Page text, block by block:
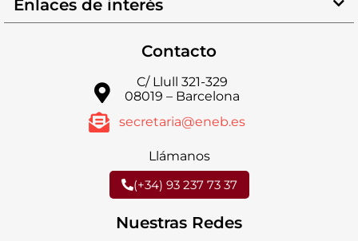
Enlaces de interés
Contacto
C/ Llull 321-329
08019 – Barcelona
secretaria@eneb.es
Llámanos
(+34) 93 237 73 37
Nuestras Redes